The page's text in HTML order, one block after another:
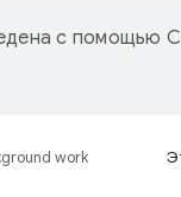
с помощью
work